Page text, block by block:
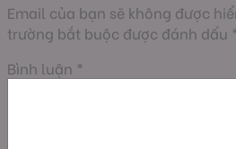
Email của bạn sẽ không được
trường bắt buộc được đánh dấu *
Bình luận *